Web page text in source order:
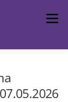
Menü